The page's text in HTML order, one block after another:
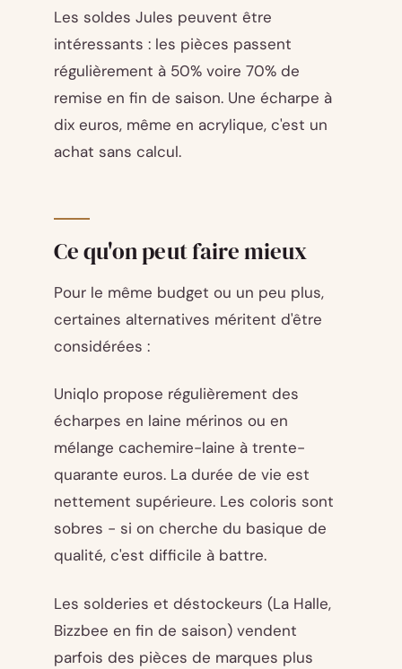
Les soldes Jules peuvent être
intéressants : les pièces passent
régulièrement à 50% voire 70% de
remise en fin de saison. Une écharpe à
dix euros, même en acrylique, c'est un
achat sans calcul.
Ce qu'on peut faire mieux
Pour le même budget ou un peu plus,
certaines alternatives méritent d'être
considérées :
Uniqlo propose régulièrement des
écharpes en laine mérinos ou en
mélange cachemire-laine à trente-
quarante euros. La durée de vie est
nettement supérieure. Les coloris sont
sobres - si on cherche du basique de
qualité, c'est difficile à battre.
Les solderies et déstockeurs (La Halle,
Bizzbee en fin de saison) vendent
parfois des pièces de marques plus